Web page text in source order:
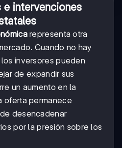
e intervenciones
representa otra
Cuando no hay
inversores pueden
de expandir sus
un aumento en la
oferta permanece
desencadenar
por la presión sobre los